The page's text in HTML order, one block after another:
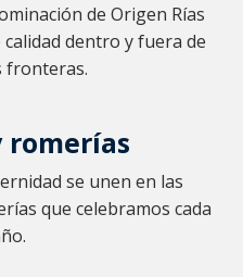
de Origen Rías
dentro y fuera de
fronteras.
romerías
se unen en las
que celebramos cada